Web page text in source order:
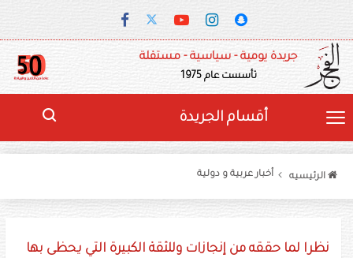
جريدة يومية - سياسية - مستقلة
تأسست عام 1975
أقسام الجريدة
الرئيسيه أخبار عربية و دولية
نظرا لما حققه من إنجازات وللثقة الكبيرة التي يحظى بها